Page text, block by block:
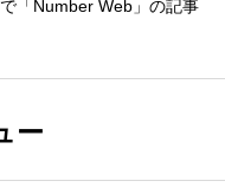
「Number Web」の記事
ー